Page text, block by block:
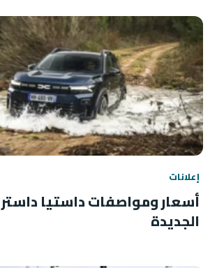
إعلانات
أسعار ومواصفات داستيا
الجديدة